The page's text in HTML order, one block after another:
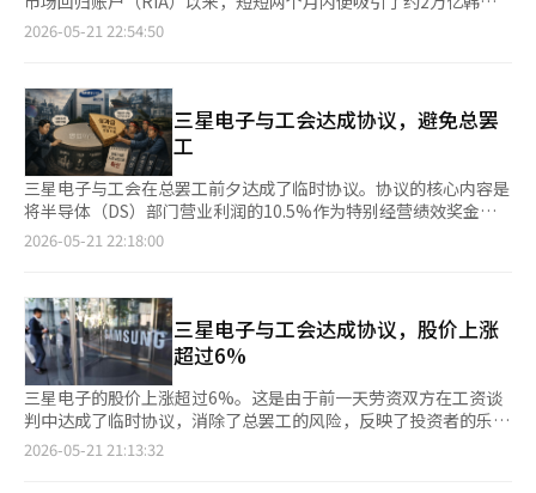
议将最终通过；但如果未通过，总罢工的讨论可能会重新点燃。
因此，전副会长的此次信息被解读为对工会成员恳请支持协议的举
为公司和员工的未来齐心协力。” 此外，他将劳资冲突后的首要
任务定为“组织的化学结合”。他强调：“现在重要的是放下冲突
的时间，大家齐心协力向前迈进。如果基于相互尊重和信任共同努
力，我们相信能够再次实现更大的飞跃。” 最后，전副会长表
示：“公司将继续倾听员工的努力和奉献，致力于改善工作环
境。”※ 本报道经人工智能（AI）系统翻译与编辑。
子在前一天成功解决了劳资谈判，消除了罢工风险，股价上涨超过
8%，一度触及30万韩元。SK海力士的股价上涨11.06%，达到193
硅电容器供应合同，股价上涨超过12%。三星生命和三星物产的股
价分别上涨12%和11%。现代汽车集团的股票也表现良好，现代
汽车上涨9%，起亚汽车上涨超过11%。 未来资产证券研究员金石
桓表示：“三星电子的劳资协议使得整个集团表现强劲。”他还提
到：“现代汽车集团因对阿特拉斯业务路线图、垂直整合和量产体
制转型的期待而表现强劲。” KOSDAQ指数当天开盘时较前一交
易日上涨29.23点（2.77%），达到1085.30点。截至下午12时49
分，KOSDAQ指数较前一交易日上涨5.07%，达到1109.61点。 在
元，个人投资者则净卖出超过2800亿韩元。 KOSDAQ市值前列的
股票普遍上涨。阿尔特奥根上涨0.70%，生态动力材料上涨
10.58%，生态动力上涨10.36%，彩虹机器人上涨15.20%，科隆
生物制药上涨3.56%，三千堂制药上涨2.45%，利诺工业上涨
6.15%，利佳凯姆生物上涨3.62%，HLB上涨2.94%，ABL生物上
涨4.70%。 前一天成功实现“翻倍”（相较于发行价上涨4倍）的
马基纳拉克斯，今天股价也上涨超过30%，达到涨停交易。※ 本
报道经人工智能（AI）系统翻译与编辑。
的资金流入。资金主要流向了三星电子、SK海力士等国内半导体
达19,443亿韩元。RIA账户为将海外股票投资资金转移至国内资产
的投资者提供了资本利得税减免的优惠。 在推出初期的3月底，
RIA账户的余额为4,140亿韩元，4月底增至13,389亿韩元，而到本
月19日则接近19,443亿韩元。同期，国内资产的余额也从1,234亿
韩元增加至12,129亿韩元。 金融投资协会表示：“海外股票出售
的资金流入国内股票和股票型基金，促进了国内股市需求的扩大和
外汇的流入。” 开户者中，40至50岁的人群占据了过半。根据8日
的数据，40岁占31%，50岁占26%，30岁占21%，60岁以上占
19%，30岁占15%。 值得注意的是，30岁以下的开户比例也达到
了31%，显示出年轻人对国内资本市场的参与效果。 从实际投资
流向来看，资金从美国大型科技股和高风险杠杆ETF流出，转向了
国内半导体股票和ETF。 海外股票出售的主要品种包括英伟达
（1,801亿韩元）、Direxion半导体三倍ETF（SOXL，947亿韩
元）、特斯拉（504亿韩元）、谷歌母公司Alphabet A（451亿韩
元）等。 而在国内的净买入方面，三星电子（780亿韩元）、SK海
力士（667亿韩元）、现代汽车（146亿韩元）、KODEX200（134
2026-05-21 22:54:50
三星电子与工会达成协议，避免总罢
工
三星电子与工会在总罢工前夕达成了临时协议。协议的核心内容是
将半导体（DS）部门营业利润的10.5%作为特别经营绩效奖金的
资金来源，并取消上限。这实际上是将营业利润挂钩的绩效奖金制
工这一最坏情况的情况下，眼下的危机得以平息。然而，从企业管
理的角度来看，此次协议可能会带来不小的后续影响。尤其是在半
导体这种需要天文数字投资的设备行业，将营业利润的一定比例固
定为绩效奖金的方式，可能会侵蚀未来的竞争力。希望为了暂时平
息冲突而饮下毒酒的“饮鸩止渴”局面不会出现。 半导体产业与
一般制造业是不同的。行业周期波动极大，繁荣期获得的利润大部
分需要再次投入到设备投资和研发中才能生存。三星电子也在为数
十万亿韩元规模的先进工艺投资以及HBM、代工竞争力的提升而
2026-05-21 22:18:00
三星电子与工会达成协议，股价上涨
超过6%
三星电子的股价上涨超过6%。这是由于前一天劳资双方在工资谈
判中达成了临时协议，消除了总罢工的风险，反映了投资者的乐观
情绪。 根据20日韩国交易所的数据，截至当天上午10时29分，三
2026-05-21 21:13:32